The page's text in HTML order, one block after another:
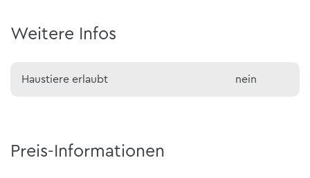
Weitere Infos
Haustiere erlaubt nein
Preis-Informationen